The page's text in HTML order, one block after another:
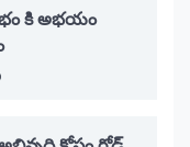
కి అభయం